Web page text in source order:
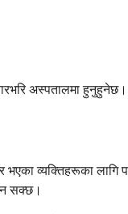
अस्पतालमा
व्यक्तिहरूका लागि
सक्छ।